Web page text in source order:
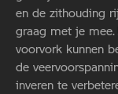
en de zithouding
graag met je mee.
voorvork kunnen
de
inveren te